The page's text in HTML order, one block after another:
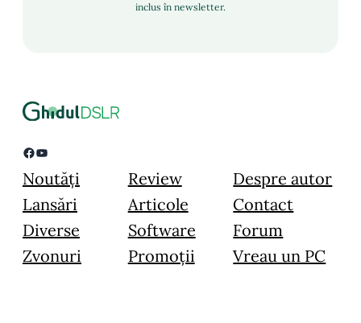
inclus în newsletter.
Facebook YouTube
Noutăți
Lansări
Diverse
Zvonuri
Review
Articole
Software
Promoții
Despre autor
Contact
Forum
Vreau un PC